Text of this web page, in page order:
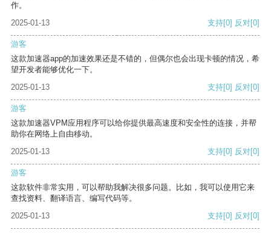
作。
2025-01-13
支持[0] 反对[0]
游客
这款加速器app的加速效果还是不错的，但偶尔也会出现卡顿的情况，希
望开发者能够优化一下。
2025-01-13
支持[0] 反对[0]
游客
这款加速器VPM应用程序可以给你提供最高速度和安全性的连接，并帮
助你在网络上自由移动。
2025-01-13
支持[0] 反对[0]
游客
这款软件非常实用，可以帮助我解决很多问题。比如，我可以使用它来
查找资料、翻译语言、编写代码等。
2025-01-13
支持[0] 反对[0]